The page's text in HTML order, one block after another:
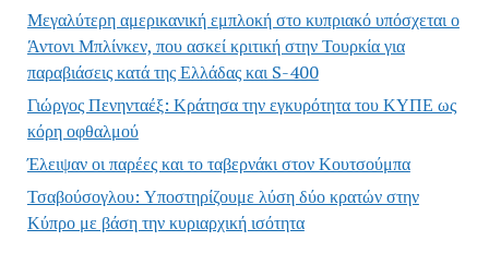
Μεγαλύτερη αμερικανική εμπλοκή στο κυπριακό υπόσχεται ο
Άντονι Μπλίνκεν, που ασκεί κριτική στην Τουρκία για
παραβιάσεις κατά της Ελλάδας και S-400
Γιώργος Πενηνταέξ: Κράτησα την εγκυρότητα του ΚΥΠΕ ως
κόρη οφθαλμού
Έλειψαν οι παρέες και το ταβερνάκι στον Κουτσούμπα
Τσαβούσογλου: Υποστηρίζουμε λύση δύο κρατών στην
Κύπρο με βάση την κυριαρχική ισότητα